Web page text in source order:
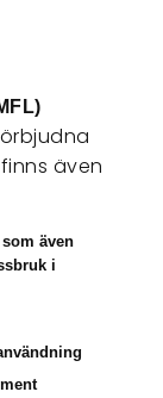
även
även
i